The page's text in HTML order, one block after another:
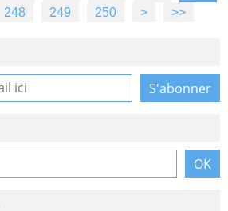
248 249 250 260
270
280
290
300
400
500
> >>